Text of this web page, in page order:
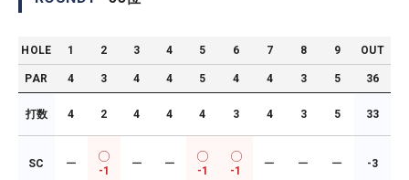
HOLE 1 2 3 4 5 6 7 8 9 OUT
PAR 4 3 4 4 5 4 4 3 5 36
打数 4 2 4 4 4 3 4 3 5 33
SC ー
-1
ー ー
-1 -1
ー ー ー -3